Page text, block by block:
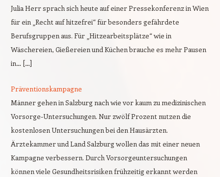
Julia Herr sprach sich heute auf einer Pressekonferenz in Wien
für ein „Recht auf hitzefrei“ für besonders gefährdete
Berufsgruppen aus. Für „Hitzearbeitsplätze“ wie in
Wäschereien, Gießereien und Küchen brauche es mehr Pausen
in… […]
Präventionskampagne
Männer gehen in Salzburg nach wie vor kaum zu medizinischen
Vorsorge-Untersuchungen. Nur zwölf Prozent nutzen die
kostenlosen Untersuchungen bei den Hausärzten.
Ärztekammer und Land Salzburg wollen das mit einer neuen
Kampagne verbessern. Durch Vorsorgeuntersuchungen
können viele Gesundheitsrisiken frühzeitig erkannt werden